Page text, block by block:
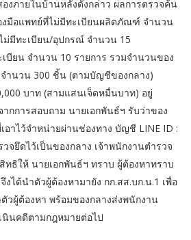
งภายในบ้านหลังดังกล่าว ผลการตรวจค้น
งมือแพทย์ที่ไม่มีทะเบียนผลิตภัณฑ์ จำนวน
มีทะเบียน/อุปกรณ์ จำนวน 15
บียน จำนวน 10 รายการ รวมจำนวนของ
จำนวน 300 ชิ้น (ตามบัญชีของกลาง)
บาท (สามแสนเจ็ดหมื่นบาท) อยู่
กการสอบถาม นายเอกพันธ์ฯ รับว่าของ
อาไว้จำหน่ายผ่านช่องทาง บัญชี LINE ID :
วจยึดไว้เป็นของกลาง เจ้าพนักงานตำรวจ
ทธิให้ นายเอกพันธ์ฯ ทราบ ผู้ต้องหาทราบ
ได้นำตัวผู้ต้องหามายัง กก.สส.บก.น.1 เพื่อ
วผู้ต้องหา พร้อมของกลางส่งพนักงาน
นินคดีตามกฎหมายต่อไป